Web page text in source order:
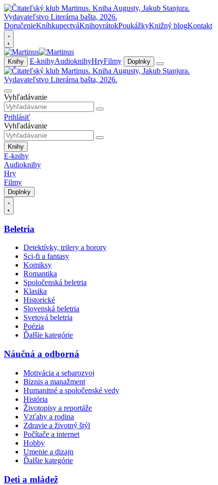
DoručenieKníhkupectváKnihovrátokPoukážkyKnižný blogKontakt
Knihy E-knihyAudioknihyHryFilmy Doplnky
Vyhľadávanie
Prihlásiť
Vyhľadávanie
Knihy
E-knihy
Audioknihy
Hry
Filmy
Doplnky
Beletria
Detektívky, trilery a horory
Sci-fi a fantasy
Komiksy
Romantika
Spoločenská beletria
Klasika
Historické
Slovenská beletria
Svetová beletria
Poézia
Ďalšie kategórie
Náučná a odborná
Motivácia a sebarozvoj
Biznis a manažment
Humanitné a spoločenské vedy
História
Životopisy a reportáže
Vzťahy a rodina
Zdravie a životný štýl
Počítače a internet
Hobby
Umenie a dizajn
Ďalšie kategórie
Deti a mládež